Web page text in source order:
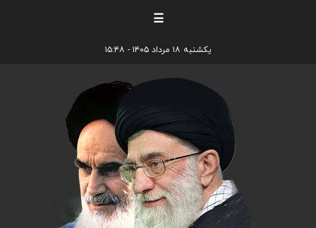
☰
یکشنبه ۱۸ مرداد ۱۴۰۵ - ۱۵:۴۸